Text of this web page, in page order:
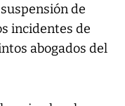
de
incidentes de
abogados del